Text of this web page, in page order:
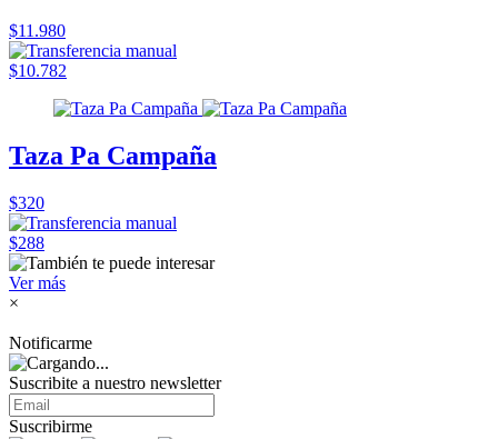
$11.980
$10.782
Taza Pa Campaña
$320
$288
Ver más
×
Notificarme
Suscribite a nuestro newsletter
Suscribirme